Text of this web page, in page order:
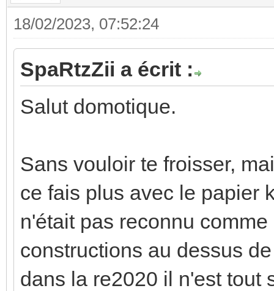
18/02/2023, 07:52:24
SpaRtzZii a écrit :
Salut domotique.
Sans vouloir te froisser,
ce fais plus avec le papier
n'était pas reconnu
constructions au dessus
dans la re2020 il n'est tout